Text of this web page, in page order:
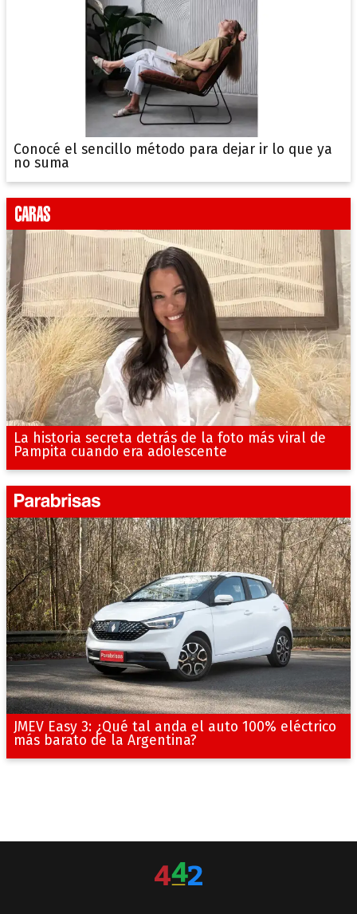
Conocé el sencillo método para dejar ir lo que ya
no suma
La historia secreta detrás de la foto más viral de
Pampita cuando era adolescente
JMEV Easy 3: ¿Qué tal anda el auto 100% eléctrico
más barato de la Argentina?